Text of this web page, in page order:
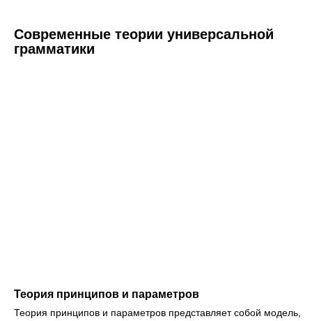
Современные теории универсальной
грамматики
Теория принципов и параметров
Теория принципов и параметров представляет собой модель,